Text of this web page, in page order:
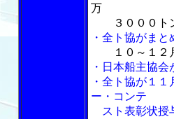
万
３０００ト
・全ト協がま
１０～１
・日本船主協
・全ト協が１
ー・コンテ
スト表彰状授